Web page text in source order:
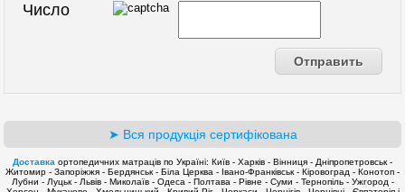
Число
➤ Вся продукція сертифікована
Доставка ортопедичних матраців по Україні: Київ - Харків - Вінниця - Дніпропетровськ -
Житомир - Запоріжжя - Бердянськ - Біла Церква - Івано-Франківськ - Кіровоград - Конотоп -
Лубни - Луцьк - Львів - Миколаїв - Одеса - Полтава - Рівне - Суми - Тернопіль - Ужгород -